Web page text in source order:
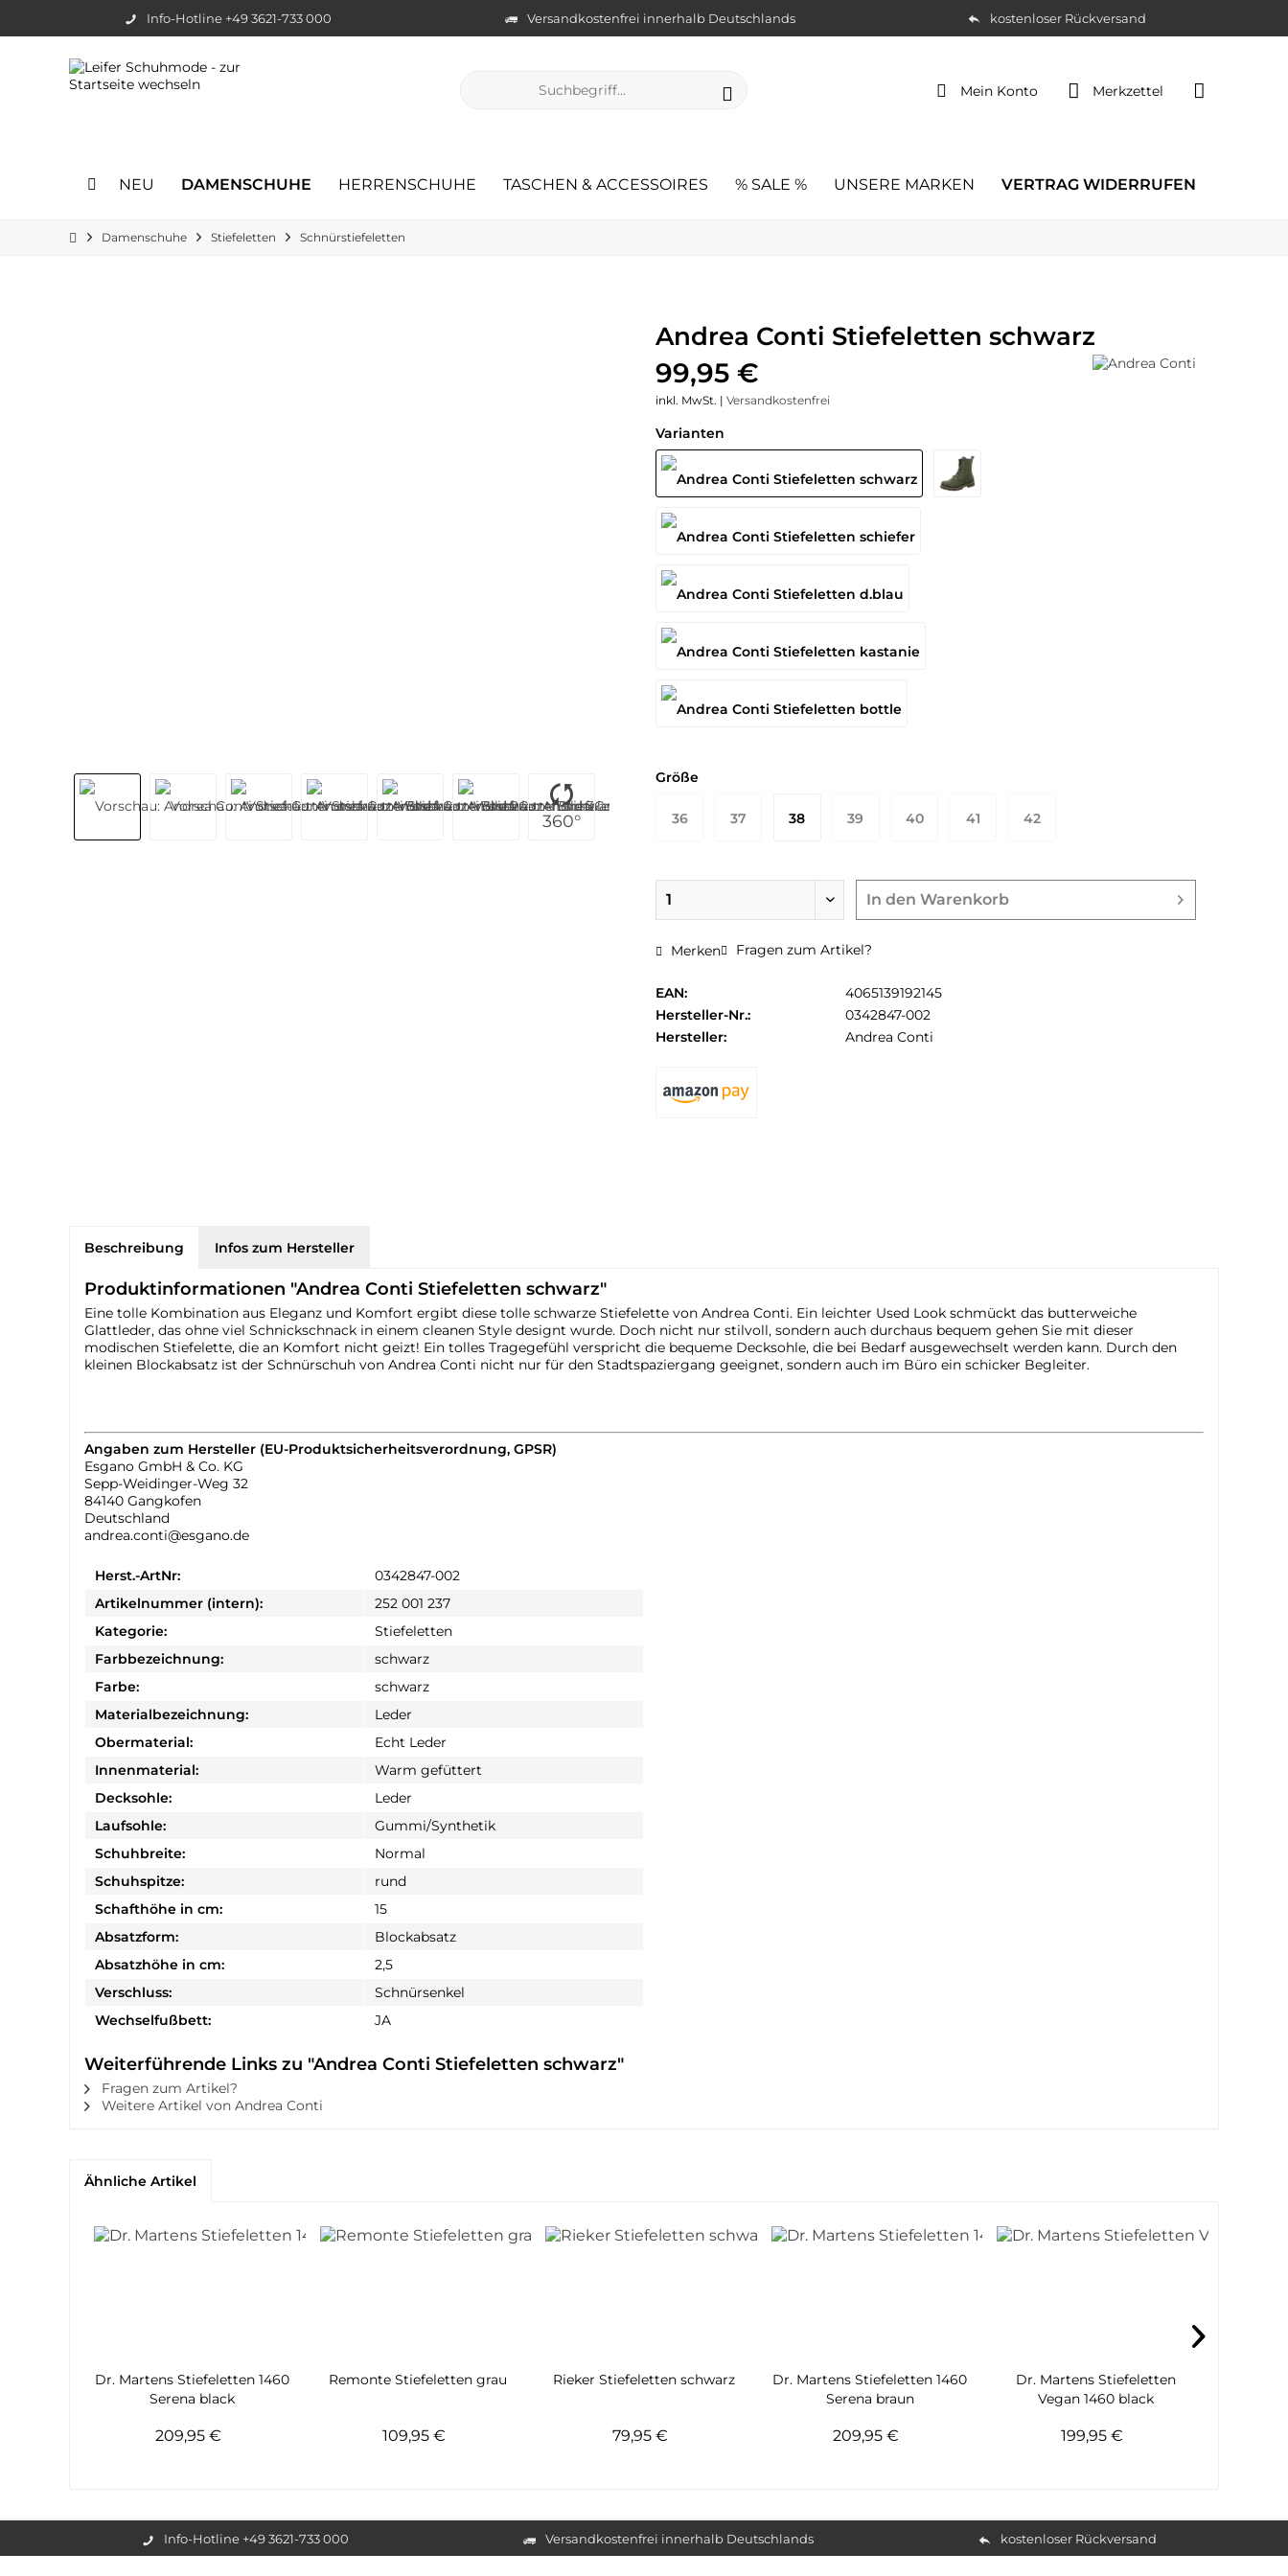
Info-Hotline +49 3621-733 000 Versandkostenfrei innerhalb Deutschlands kostenloser Rückversand
Merkzettel
Mein Konto
NEU DAMENSCHUHE HERRENSCHUHE TASCHEN & ACCESSOIRES % SALE % UNSERE MARKEN VERTRAG WIDERRUFEN
Damenschuhe Stiefeletten Schnürstiefeletten
360°
Andrea Conti Stiefeletten schwarz
99,95 €
inkl. MwSt. | Versandkostenfrei
Varianten
Größe
36 37 38 39 40 41 42
In den Warenkorb
Merken Fragen zum Artikel?
EAN:
4065139192145
Hersteller-Nr.:
0342847-002
Hersteller:
Andrea Conti
Beschreibung Infos zum Hersteller
Produktinformationen "Andrea Conti Stiefeletten schwarz"
Eine tolle Kombination aus Eleganz und Komfort ergibt diese tolle schwarze Stiefelette von Andrea Conti. Ein leichter Used Look schmückt das butterweiche
Glattleder, das ohne viel Schnickschnack in einem cleanen Style designt wurde. Doch nicht nur stilvoll, sondern auch durchaus bequem gehen Sie mit dieser
modischen Stiefelette, die an Komfort nicht geizt! Ein tolles Tragegefühl verspricht die bequeme Decksohle, die bei Bedarf ausgewechselt werden kann. Durch den
kleinen Blockabsatz ist der Schnürschuh von Andrea Conti nicht nur für den Stadtspaziergang geeignet, sondern auch im Büro ein schicker Begleiter.
Angaben zum Hersteller (EU-Produktsicherheitsverordnung, GPSR)
Esgano GmbH & Co. KG
Sepp-Weidinger-Weg 32
84140 Gangkofen
Deutschland
andrea.conti@esgano.de
Herst.-ArtNr:
0342847-002
Artikelnummer (intern):
252 001 237
Kategorie:
Stiefeletten
Farbbezeichnung:
schwarz
Farbe:
schwarz
Materialbezeichnung:
Leder
Obermaterial:
Echt Leder
Innenmaterial:
Warm gefüttert
Decksohle:
Leder
Laufsohle:
Gummi/Synthetik
Schuhbreite:
Normal
Schuhspitze:
rund
Schafthöhe in cm:
15
Absatzform:
Blockabsatz
Absatzhöhe in cm:
2,5
Verschluss:
Schnürsenkel
Wechselfußbett:
JA
Weiterführende Links zu "Andrea Conti Stiefeletten schwarz"
Fragen zum Artikel?
Weitere Artikel von Andrea Conti
Ähnliche Artikel
Dr. Martens Stiefeletten 1460
Serena black
209,95 €
Remonte Stiefeletten grau
109,95 €
Rieker Stiefeletten schwarz
79,95 €
Dr. Martens Stiefeletten 1460
Serena braun
209,95 €
Dr. Martens Stiefeletten
Vegan 1460 black
199,95 €
Info-Hotline +49 3621-733 000 Versandkostenfrei innerhalb Deutschlands kostenloser Rückversand